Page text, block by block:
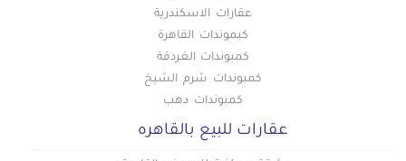
عقارات الاسكندرية
كبموندات القاهرة
كمبوندات الغردقة
كمبوندات شرم الشيخ
كمبوندات دهب
عقارات للبيع بالقاهره